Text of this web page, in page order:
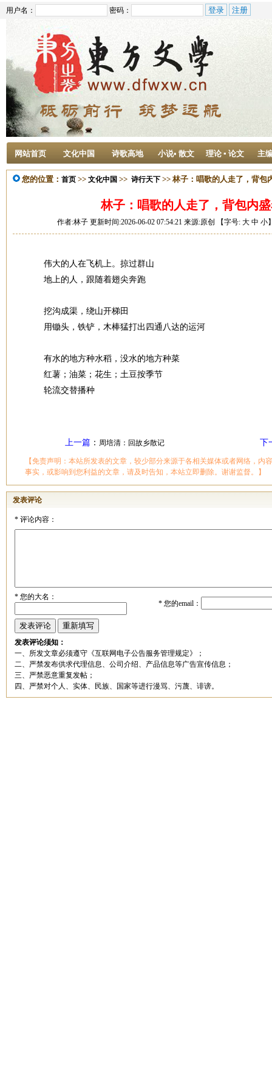
用户名： 密码：
网站首页 文化中国 诗歌高地 小说• 散文 理论 ▪ 论文 主
您的位置： 首页 >> 文化中国 >> 诗行天下 >> 林子：唱歌的人走了，背包
林子：唱歌的人走了，背包内
作者:林子 更新时间:2026-06-02 07:54:21 来源:原创 【字号: 大 中 小
伟大的人在飞机上。掠过群山
地上的人，跟随着翅尖奔跑
挖沟成渠，绕山开梯田
用锄头，铁铲，木棒猛打出四通八达的运河
有水的地方种水稻，没水的地方种菜
红薯；油菜；花生；土豆按季节
轮流交替播种
上一篇： 周培清：回故乡散记 下
【免责声明：本站所发表的文章，较少部分来源于各相关媒体或者网络，内
事实，或影响到您利益的文章，请及时告知，本站立即删除。谢谢监督。】
发表评论
*评论内容：
*您的大名：
*您的email：
发表评论须知：
一、所发文章必须遵守《互联网电子公告服务管理规定》；
二、严禁发布供求代理信息、公司介绍、产品信息等广告宣传信息；
三、严禁恶意重复发帖；
四、严禁对个人、实体、民族、国家等进行漫骂、污蔑、诽谤。